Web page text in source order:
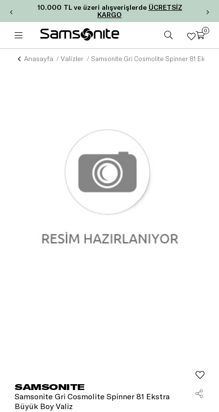
10.000 TL ve üzeri alışverişlerde ÜCRETSİZ
KARGO
0
Anasayfa Valizler
SAMSONITE
Samsonite Gri Cosmolite Spinner 81 Ekstra
Büyük Boy Valiz